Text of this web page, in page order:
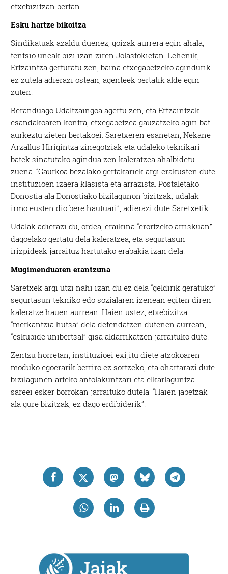
etxebizitzan bertan.
Esku hartze bikoitza
Sindikatuak azaldu duenez, goizak aurrera egin ahala,
tentsio uneak bizi izan ziren Jolastokietan. Lehenik,
Ertzaintza gerturatu zen, baina etxegabetzeko agindurik
ez zutela adierazi ostean, agenteek bertatik alde egin
zuten.
Beranduago Udaltzaingoa agertu zen, eta Ertzaintzak
esandakoaren kontra, etxegabetzea gauzatzeko agiri bat
aurkeztu zieten bertakoei. Saretxeren esanetan, Nekane
Arzallus Hirigintza zinegotziak eta udaleko teknikari
batek sinatutako agindua zen kaleratzea ahalbidetu
zuena. “Gaurkoa bezalako gertakariek argi erakusten dute
instituzioen izaera klasista eta arrazista. Postaletako
Donostia ala Donostiako bizilagunon bizitzak; udalak
irmo eusten dio bere hautuari”, adierazi dute Saretxetik.
Udalak adierazi du, ordea, eraikina “erortzeko arriskuan”
dagoelako gertatu dela kaleratzea, eta segurtasun
irizpideak jarraituz hartutako erabakia izan dela.
Mugimenduaren erantzuna
Saretxek argi utzi nahi izan du ez dela “geldirik geratuko”
segurtasun tekniko edo sozialaren izenean egiten diren
kaleratze hauen aurrean. Haien ustez, etxebizitza
“merkantzia hutsa” dela defendatzen dutenen aurrean,
“eskubide unibertsal” gisa aldarrikatzen jarraituko dute.
Zentzu horretan, instituzioei exijitu diete atzokoaren
moduko egoerarik berriro ez sortzeko, eta ohartarazi dute
bizilagunen arteko antolakuntzari eta elkarlaguntza
sareei esker borrokan jarraituko dutela: “Haien jabetzak
ala gure bizitzak, ez dago erdibiderik”.